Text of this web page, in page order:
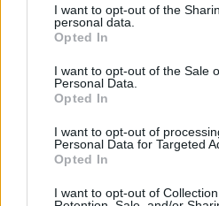
I want to opt-out of the
personal data.
Opted In
I want to opt-out of the Sale
Personal Data.
Opted In
I want to opt-out of
Personal Data for Targeted
Opted In
I want to opt-out of
8 Αυγούστου, 2026
Τρόμος για δύτες: Ήρθαν
καρχαρία
8 Αυγούστου, 2026
Έως τις 31 Αυγούστου οι θερινές
8 Αυγούστου, 2026